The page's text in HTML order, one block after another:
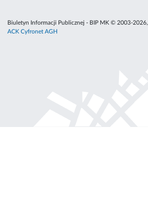
Biuletyn Informacji Publicznej - BIP MK © 2003-2026,
ACK Cyfronet AGH